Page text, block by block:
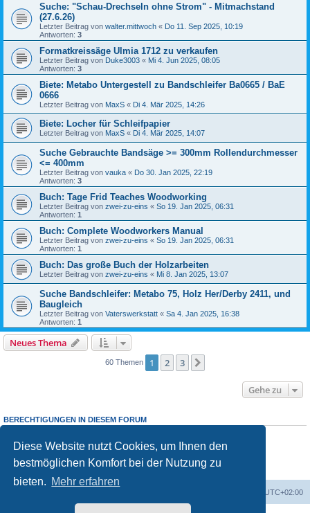
Diese Website nutzt Cookies, um Ihnen den
bestmöglichen Komfort bei der Nutzung zu
bieten. Mehr erfahren
Suche: "Schau-Drechseln ohne Strom" - Mitmachstand
(27.6.26)
Letzter Beitrag von walter.mittwoch « Do 11. Sep 2025, 10:19
Antworten: 3
Formatkreissäge Ulmia 1712 zu verkaufen
Letzter Beitrag von Duke3003 « Mi 4. Jun 2025, 08:05
Antworten: 3
Biete: Metabo Untergestell zu Bandschleifer Ba0665 / BaE
0666
Letzter Beitrag von MaxS « Di 4. Mär 2025, 14:26
Biete: Locher für Schleifpapier
Letzter Beitrag von MaxS « Di 4. Mär 2025, 14:07
Suche Gebrauchte Bandsäge >= 300mm Rollendurchmesser
<= 400mm
Letzter Beitrag von vauka « Do 30. Jan 2025, 22:19
Antworten: 3
Buch: Tage Frid Teaches Woodworking
Letzter Beitrag von zwei-zu-eins « So 19. Jan 2025, 06:31
Antworten: 1
Buch: Complete Woodworkers Manual
Letzter Beitrag von zwei-zu-eins « So 19. Jan 2025, 06:31
Antworten: 1
Buch: Das große Buch der Holzarbeiten
Letzter Beitrag von zwei-zu-eins « Mi 8. Jan 2025, 13:07
Suche Bandschleifer: Metabo 75, Holz Her/Derby 2411, und
Baugleich
Letzter Beitrag von Vaterswerkstatt « Sa 4. Jan 2025, 16:38
Antworten: 1
Neues Thema
60 Themen 1 2 3
Gehe zu
BERECHTIGUNGEN IN DIESEM FORUM
Sie dürfenkeineAntworten zu Themen in diesem Forum erstellen.
Sie dürfen Ihre Beiträge in diesem Forumnicht ändern.
Sie dürfen Ihre Beiträge in diesem Forumnichtlöschen.
keine
UTC+02:00